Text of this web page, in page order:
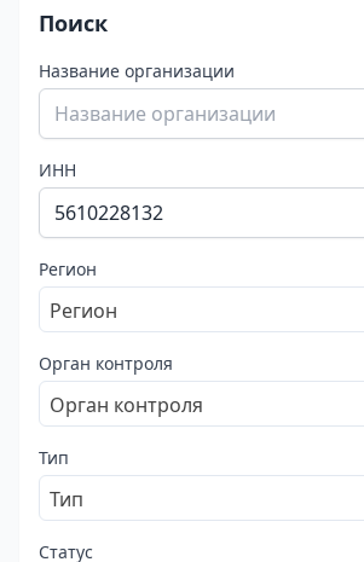
Поиск
Название организации
ИНН
Регион
Регион
Орган контроля
Орган контроля
Тип
Тип
Статус